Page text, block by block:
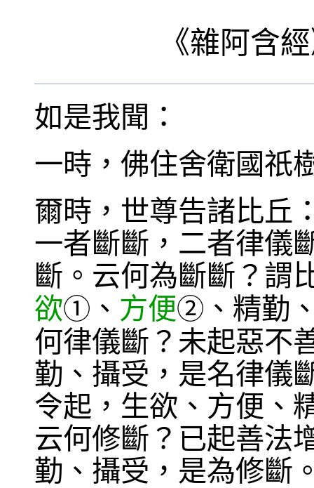
《雜阿含
如是我聞：
一時，佛住舍衛國祇
爾時，世尊告諸比丘
一者斷斷，二者律儀
斷。云何為斷斷？謂
欲① 、 方便② 、精勤
何律儀斷？未起惡不
勤、攝受，是名律儀
令起，生欲、方便、
云何修斷？已起善法
勤、攝受，是為修斷